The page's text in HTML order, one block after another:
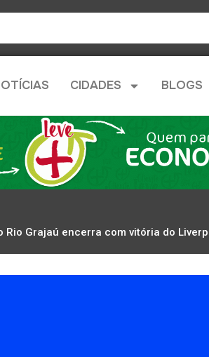
CIDADES BLOGS
Rio Grajaú encerra com vitória do